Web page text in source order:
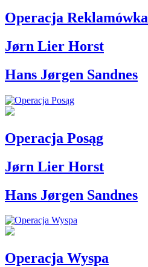
Operacja Reklamówka
Jørn Lier Horst
Hans Jørgen Sandnes
Operacja Posąg
Jørn Lier Horst
Hans Jørgen Sandnes
Operacja Wyspa